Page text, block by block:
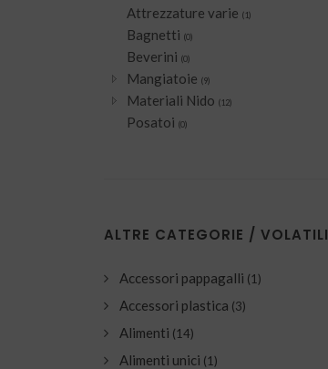
Attrezzature varie (1)
Bagnetti (0)
Beverini (0)
Mangiatoie (9)
Materiali Nido (12)
Posatoi (0)
ALTRE CATEGORIE / VOLATILI
Accessori pappagalli (1)
Accessori plastica (3)
Alimenti (14)
Alimenti unici (1)